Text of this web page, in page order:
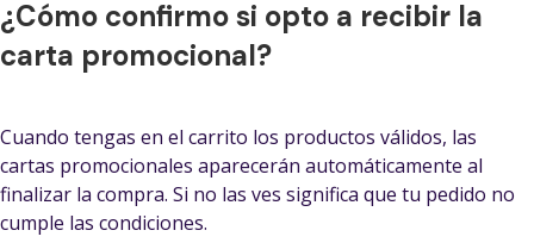
¿Cómo confirmo si opto a recibir la
carta promocional?
Cuando tengas en el carrito los productos válidos, las
cartas promocionales aparecerán automáticamente al
finalizar la compra. Si no las ves significa que tu pedido no
cumple las condiciones.